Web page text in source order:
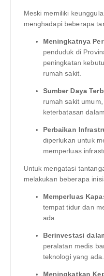
Meski memiliki
menghadapi beberapa
Meningkatnya
penduduk di
peningkatan
rumah sakit.
Sumber Daya
rumah sakit
keterbatasan
Perbaikan
diperlukan untuk
memperluas
Untuk mengatasi
melakukan beberapa
Memperluas
tempat tidur dan
ada.
Berinvestasi
peralatan medis
teknologi yang ada.
Meningkatkan